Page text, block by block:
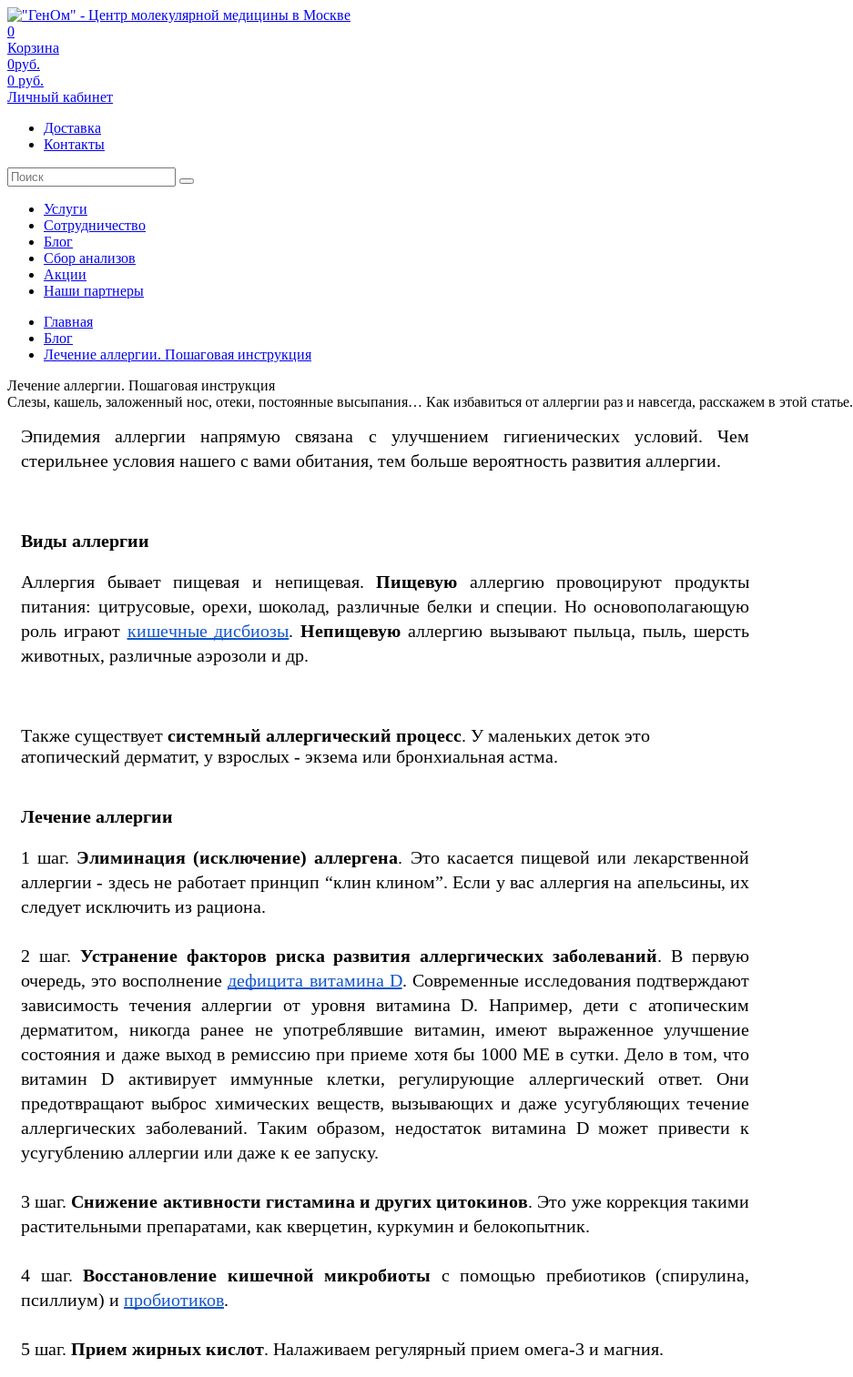
0
Корзина
0руб.
0 руб.
Личный кабинет
Доставка
Контакты
Услуги
Сотрудничество
Блог
Сбор анализов
Акции
Наши партнеры
Главная
Блог
Лечение аллергии. Пошаговая инструкция
Лечение аллергии. Пошаговая инструкция
Слезы, кашель, заложенный нос, отеки, постоянные высыпания… Как избавиться от аллергии раз и навсегда, расскажем в этой статье.
Эпидемия аллергии напрямую связана с улучшением гигиенических условий. Чем
стерильнее условия нашего с вами обитания, тем больше вероятность развития аллергии.
Виды аллергии
Аллергия бывает пищевая и непищевая. Пищевую аллергию провоцируют продукты
питания: цитрусовые, орехи, шоколад, различные белки и специи. Но основополагающую
роль играют кишечные дисбиозы. Непищевую аллергию вызывают пыльца, пыль, шерсть
животных, различные аэрозоли и др.
Также существует системный аллергический процесс. У маленьких деток это
атопический дерматит, у взрослых - экзема или бронхиальная астма.
Лечение аллергии
1 шаг. Элиминация (исключение) аллергена. Это касается пищевой или лекарственной
аллергии - здесь не работает принцип “клин клином”. Если у вас аллергия на апельсины, их
следует исключить из рациона.
2 шаг. Устранение факторов риска развития аллергических заболеваний. В первую
очередь, это восполнение дефицита витамина D. Современные исследования подтверждают
зависимость течения аллергии от уровня витамина D. Например, дети с атопическим
дерматитом, никогда ранее не употреблявшие витамин, имеют выраженное улучшение
состояния и даже выход в ремиссию при приеме хотя бы 1000 МЕ в сутки. Дело в том, что
витамин D активирует иммунные клетки, регулирующие аллергический ответ. Они
предотвращают выброс химических веществ, вызывающих и даже усугубляющих течение
аллергических заболеваний. Таким образом, недостаток витамина D может привести к
усугублению аллергии или даже к ее запуску.
3 шаг. Снижение активности гистамина и других цитокинов. Это уже коррекция такими
растительными препаратами, как кверцетин, куркумин и белокопытник.
4 шаг. Восстановление кишечной микробиоты с помощью пребиотиков (спирулина,
псиллиум) и пробиотиков.
5 шаг. Прием жирных кислот. Налаживаем регулярный прием омега-3 и магния.